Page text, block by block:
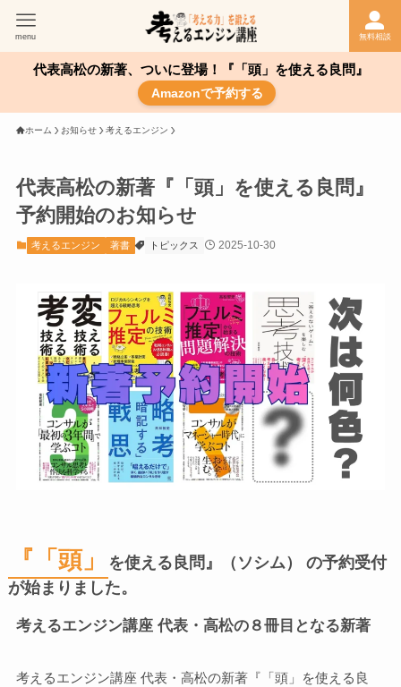
無料相談
menu
代表高松の新著、ついに登場！『「頭」を使える良問』
Amazonで予約する
ホーム お知らせ 考えるエンジン
代表高松の新著『「頭」を使える良問』
予約開始のお知らせ
考えるエンジン 著書 トピックス 2025-10-30
『「頭」 を使える良問』（ソシム）
の予約受付
が始まりました。
考えるエンジン講座 代表・高松の８冊目となる新著
考えるエンジン講座 代表・高松の新著『「頭」を使える良